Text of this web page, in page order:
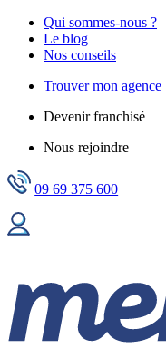
Qui sommes-nous ?
Le blog
Nos conseils
Trouver mon agence
Devenir franchisé
Nous rejoindre
09 69 375 600